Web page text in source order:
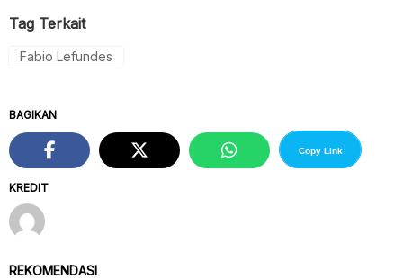
Tag Terkait
Fabio Lefundes
KREDIT
BAGIKAN
Copy Link
REKOMENDASI